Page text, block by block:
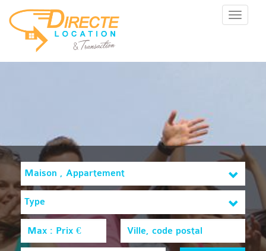
Menu
Maison , Appartement
Type